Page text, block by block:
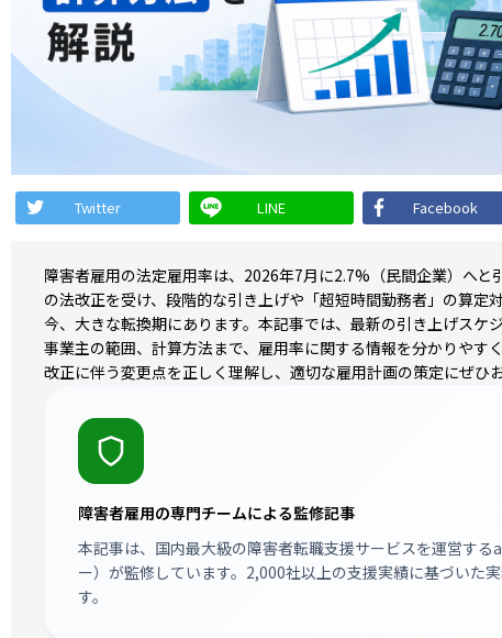
Twitter LINE Facebook
障害者雇用の法定雇用率は、2026年7月に2.7%（民間企業）へと
の法改正を受け、段階的な引き上げや「超短時間勤務者」の算定
今、大きな転換期にあります。本記事では、最新の引き上げスケ
事業主の範囲、計算方法まで、雇用率に関する情報を分かりやす
改正に伴う変更点を正しく理解し、適切な雇用計画の策定にぜひ
障害者雇用の専門チームによる監修記事
本記事は、国内最大級の障害者転職支援サービスを運営する
ー） が監修しています。2,000社以上の支援実績に基づいた
す。